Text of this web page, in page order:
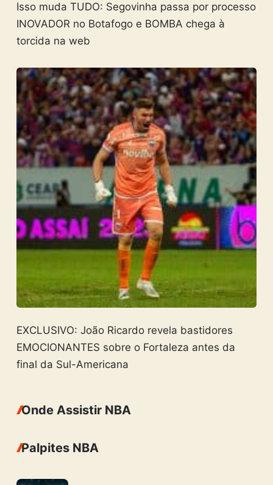
Isso muda TUDO: Segovinha passa por processo
INOVADOR no Botafogo e BOMBA chega à
torcida na web
EXCLUSIVO: João Ricardo revela bastidores
EMOCIONANTES sobre o Fortaleza antes da
final da Sul-Americana
Onde Assistir NBA
Palpites NBA